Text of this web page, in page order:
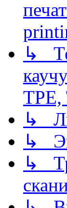
↳
TPE,
↳
↳
↳